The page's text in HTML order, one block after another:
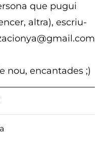
que pugui
altra), escriu-
nou, encantades ;)